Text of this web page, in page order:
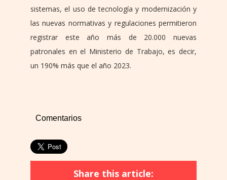
sistemas, el uso de tecnología y modernización y
las nuevas normativas y regulaciones permitieron
registrar este año más de 20.000 nuevas
patronales en el Ministerio de Trabajo, es decir,
un 190% más que el año 2023.
Comentarios
Share this article: